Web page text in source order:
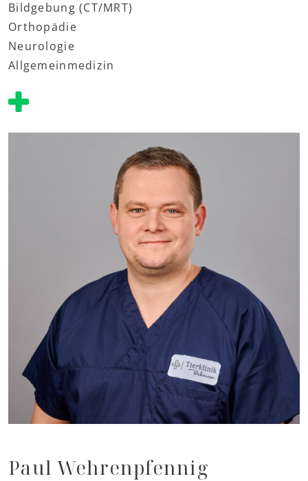
Bildgebung (CT/MRT)
Orthopädie
Neurologie
Allgemeinmedizin
Paul Wehrenpfennig